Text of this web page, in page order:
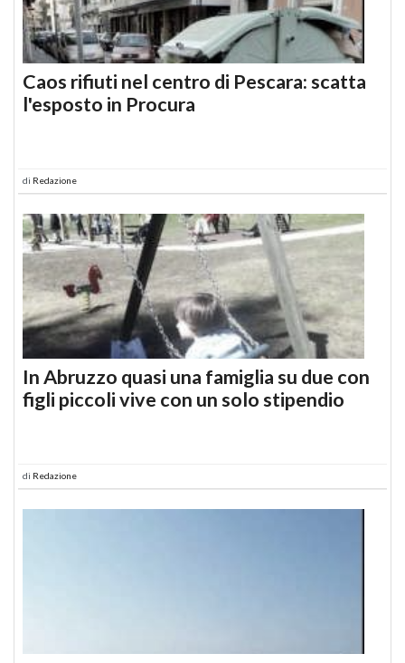
Caos rifiuti nel centro di Pescara: scatta
l'esposto in Procura
di Redazione
In Abruzzo quasi una famiglia su due con
figli piccoli vive con un solo stipendio
di Redazione